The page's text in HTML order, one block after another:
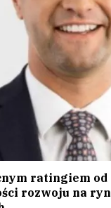
ratingiem od
rozwoju na